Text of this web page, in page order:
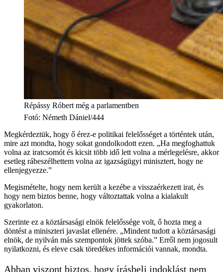
Répássy Róbert még a parlamentben
Fotó: Németh Dániel/444
Megkérdeztük, hogy ő érez-e politikai felelősséget a történtek után,
mire azt mondta, hogy sokat gondolkodott ezen. „Ha megfoghattuk
volna az iratcsomót és kicsit több idő lett volna a mérlegelésre, akkor
esetleg rábeszélhettem volna az igazságügyi minisztert, hogy ne
ellenjegyezze.”
Megismételte, hogy nem került a kezébe a visszaérkezett irat, és
hogy nem biztos benne, hogy változtattak volna a kialakult
gyakorlaton.
Szerinte ez a köztársasági elnök felelőssége volt, ő hozta meg a
döntést a miniszteri javaslat ellenére. „Mindent tudott a köztársasági
elnök, de nyilván más szempontok jöttek szóba.” Erről nem jogosult
nyilatkozni, és eleve csak töredékes információi vannak, mondta.
Abban viszont biztos, hogy írásbeli indoklást nem